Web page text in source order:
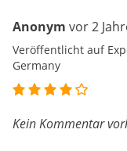
Anonym vor 2
Veröffentlicht auf
Germany
Kein Kommentar